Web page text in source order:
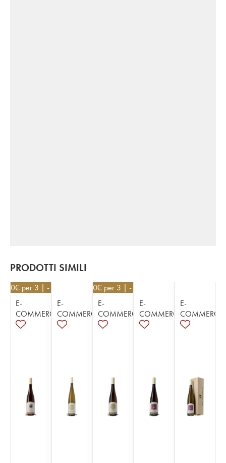
PRODOTTI SIMILI
€ per 3 | - 10%
E-
COMMERCE
E-
COMMERCE
19,80€ per 3 | - 10%
E-
COMMERCE
E-
COMMERCE
E-
COMMERCE